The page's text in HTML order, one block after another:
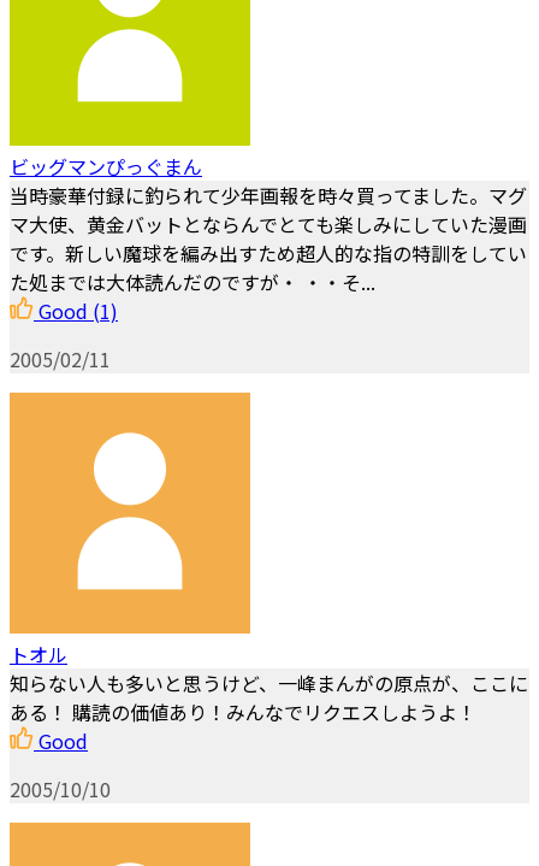
ビッグマンぴっぐまん
当時豪華付録に釣られて少年画報を時々買ってました。マグ
マ大使、黄金バットとならんでとても楽しみにしていた漫画
です。新しい魔球を編み出すため超人的な指の特訓をしてい
た処までは大体読んだのですが・ ・・そ...
Good (1)
2005/02/11
トオル
知らない人も多いと思うけど、一峰まんがの原点が、ここに
ある！ 購読の価値あり！みんなでリクエスしようよ！
Good
2005/10/10